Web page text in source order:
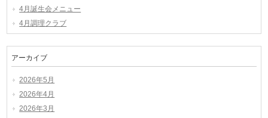
4月誕生会メニュー
4月調理クラブ
アーカイブ
2026年5月
2026年4月
2026年3月